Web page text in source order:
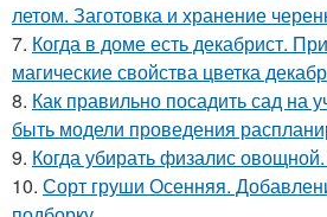
летом. Заготовка и хранение
7. Когда в доме есть декабрист.
магические свойства цветка
8. Как правильно посадить сад на
быть модели проведения
9. Когда убирать физалис
10. Сорт груши Осенняя.